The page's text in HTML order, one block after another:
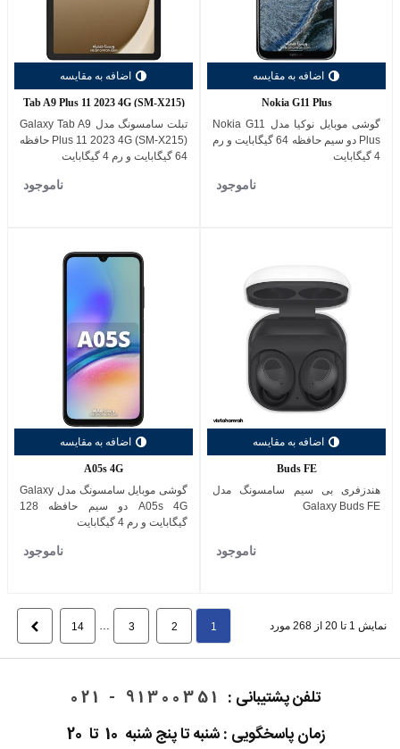
اضافه به مقایسه
Nokia G11 Plus
گوشی موبایل نوکیا مدل Nokia G11
Plus دو سیم حافظه 64 گیگابایت و رم
4 گیگابایت
ناموجود
اضافه به مقایسه
Tab A9 Plus 11 2023 4G (SM-X215)
تبلت سامسونگ مدل Galaxy Tab A9
Plus 11 2023 4G (SM-X215) حافظه
64 گیگابایت و رم 4 گیگابایت
ناموجود
اضافه به مقایسه
Buds FE
هندزفری بی سیم سامسونگ مدل
Galaxy Buds FE
ناموجود
اضافه به مقایسه
A05s 4G
گوشی موبایل سامسونگ مدل Galaxy
A05s 4G دو سیم حافظه 128
گیگابایت و رم 4 گیگابایت
ناموجود
نمایش 1 تا 20 از 268 مورد 1
2
3
14
تلفن پشتیبانی : 91300351 - 021
زمان پاسخگویی : شنبه تا پنج شنبه 10 تا 20